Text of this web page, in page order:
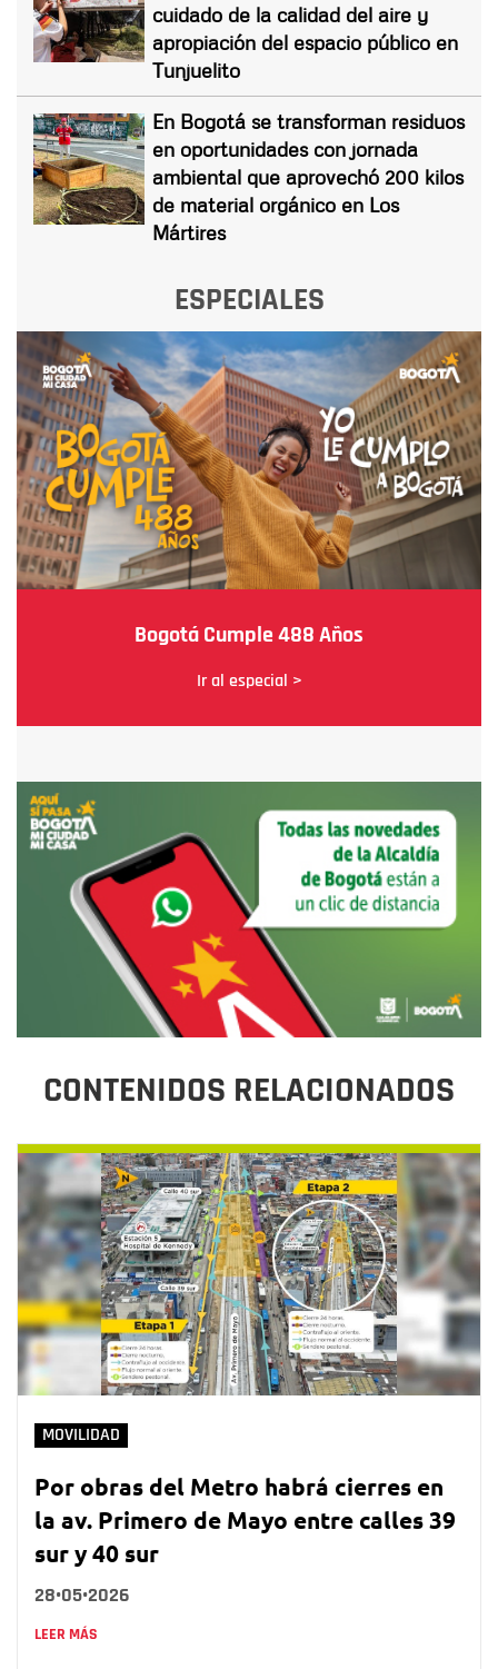
cuidado de la calidad del aire y
apropiación del espacio público en
Tunjuelito
En Bogotá se transforman residuos
en oportunidades con jornada
ambiental que aprovechó 200 kilos
de material orgánico en Los
Mártires
ESPECIALES
Bogotá Cumple 488 Años
Ir al especial >
CONTENIDOS RELACIONADOS
MOVILIDAD
Por obras del Metro habrá cierres en
la av. Primero de Mayo entre calles 39
sur y 40 sur
28•05•2026
LEER MÁS